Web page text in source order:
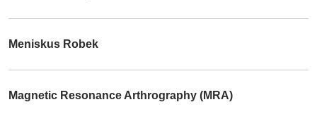
Meniskus Robek
Magnetic Resonance Arthrography (MRA)